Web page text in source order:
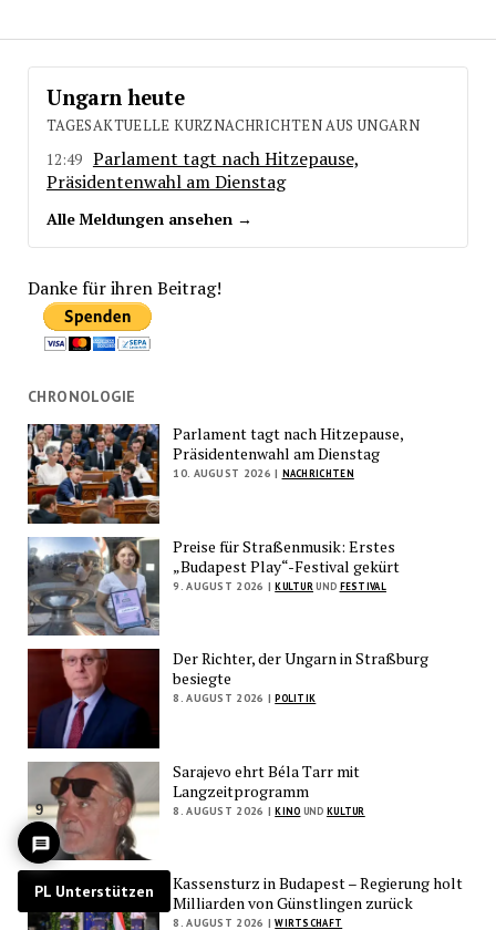
Ungarn heute
TAGESAKTUELLE KURZNACHRICHTEN AUS UNGARN
12:49 Parlament tagt nach Hitzepause,
Präsidentenwahl am Dienstag
Alle Meldungen ansehen →
Danke für ihren Beitrag!
CHRONOLOGIE
Parlament tagt nach Hitzepause,
Präsidentenwahl am Dienstag
10. AUGUST 2026 | NACHRICHTEN
Preise für Straßenmusik: Erstes
„Budapest Play“-Festival gekürt
9. AUGUST 2026 | KULTUR UND FESTIVAL
Der Richter, der Ungarn in Straßburg
besiegte
8. AUGUST 2026 | POLITIK
Sarajevo ehrt Béla Tarr mit
Langzeitprogramm
8. AUGUST 2026 | KINO UND KULTUR
Kassensturz in Budapest – Regierung holt
Milliarden von Günstlingen zurück
8. AUGUST 2026 | WIRTSCHAFT
9
PL Unterstützen